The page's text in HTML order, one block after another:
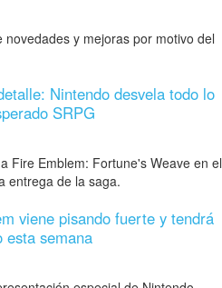
y mejoras por motivo del
Nintendo desvela todo lo
SRPG
Fire Emblem: Fortune's Weave en el
entrega de la saga.
viene pisando fuerte y tendrá
esta semana